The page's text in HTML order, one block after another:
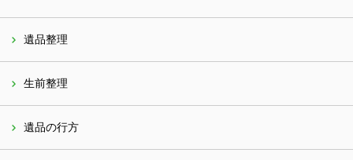
遺品整理
生前整理
遺品の行方